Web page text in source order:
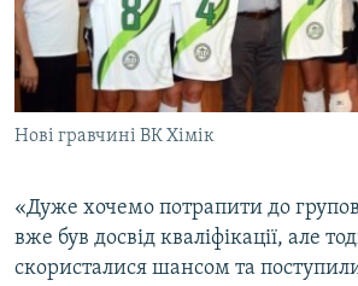
Нові гравчині ВК Хімік
«Дуже хочемо потрапити до
вже був досвід кваліфікації, але
скористалися шансом та